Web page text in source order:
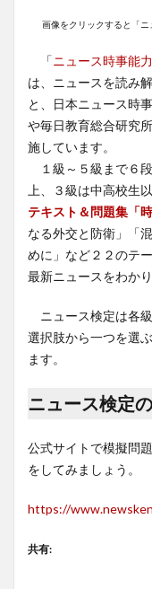
画像をクリックすると「
「ニュース時事能
は、ニュースを読み
と、日本ニュース時
や毎日教育総合研究
施しています。
１級～５級まで６
上、３級は中高校生
テキスト＆問題集「
なる外交と防衛」「
めに」など２２のテ
最新ニュースをわか
ニュース検定は各
選択肢から一つを選
ます。
ニュース検定
公式サイトで模擬問
をしてみましょう。
https://
共有: